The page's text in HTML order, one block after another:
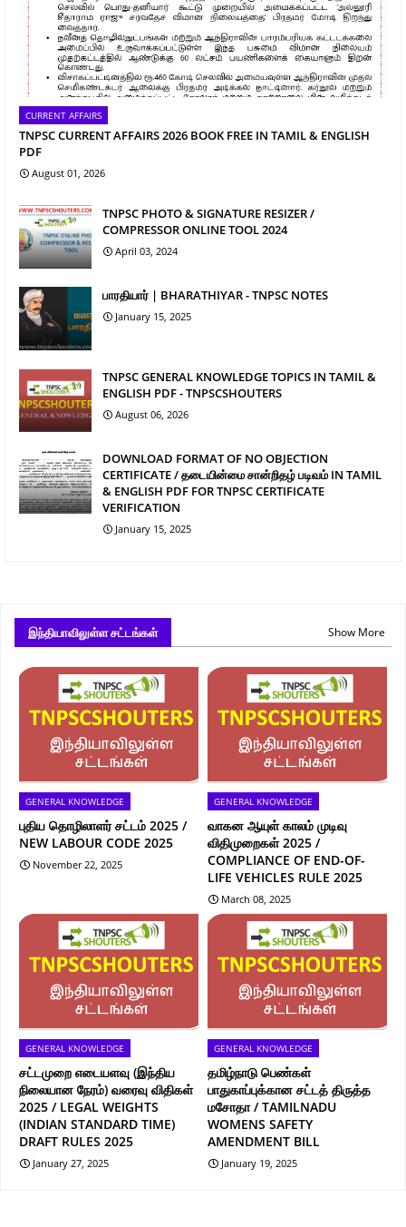
CURRENT AFFAIRS
TNPSC CURRENT AFFAIRS 2026 BOOK FREE IN TAMIL & ENGLISH
PDF
August 01, 2026
TNPSC PHOTO & SIGNATURE RESIZER /
COMPRESSOR ONLINE TOOL 2024
April 03, 2024
பாரதியார் | BHARATHIYAR - TNPSC NOTES
January 15, 2025
TNPSC GENERAL KNOWLEDGE TOPICS IN TAMIL &
ENGLISH PDF - TNPSCSHOUTERS
August 06, 2026
DOWNLOAD FORMAT OF NO OBJECTION
CERTIFICATE / தடையின்மை சான்றிதழ் படிவம் IN TAMIL
& ENGLISH PDF FOR TNPSC CERTIFICATE
VERIFICATION
January 15, 2025
இந்தியாவிலுள்ள சட்டங்கள் Show More
GENERAL KNOWLEDGE
புதிய தொழிலாளர் சட்டம் 2025 /
NEW LABOUR CODE 2025
November 22, 2025
GENERAL KNOWLEDGE
வாகன ஆயுள் காலம் முடிவு
விதிமுறைகள் 2025 /
COMPLIANCE OF END-OF-
LIFE VEHICLES RULE 2025
March 08, 2025
GENERAL KNOWLEDGE
சட்டமுறை எடையளவு (இந்திய
நிலையான நேரம்) வரைவு விதிகள்
2025 / LEGAL WEIGHTS
(INDIAN STANDARD TIME)
DRAFT RULES 2025
January 27, 2025
GENERAL KNOWLEDGE
தமிழ்நாடு பெண்கள்
பாதுகாப்புக்கான சட்டத் திருத்த
மசோதா / TAMILNADU
WOMENS SAFETY
AMENDMENT BILL
January 19, 2025